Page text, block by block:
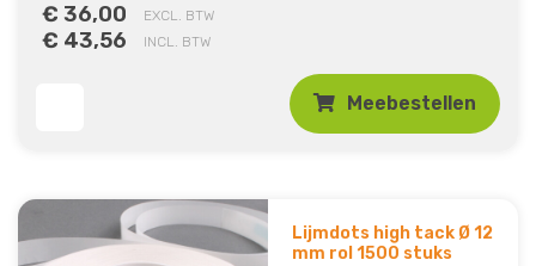
€ 36,00 EXCL. BTW
€ 43,56 INCL. BTW
Meebestellen
Lijmdots high tack Ø 12
mm rol 1500 stuks